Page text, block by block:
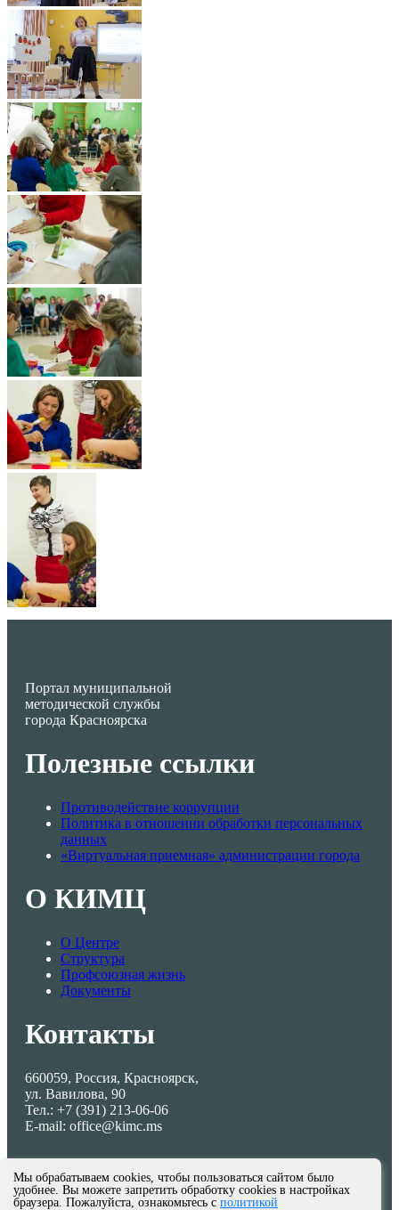
Портал муниципальной
методической службы
города Красноярска
Полезные ссылки
Противодействие коррупции
Политика в отношении обработки персональных
данных
«Виртуальная приемная» администрации города
О КИМЦ
О Центре
Структура
Профсоюзная жизнь
Документы
Контакты
660059, Россия, Красноярск,
ул. Вавилова, 90
Тел.: +7 (391) 213-06-06
E-mail: office@kimc.ms
Мы обрабатываем cookies, чтобы пользоваться сайтом было
удобнее. Вы можете запретить обработку cookies в настройках
браузера. Пожалуйста, ознакомьтесь с политикой